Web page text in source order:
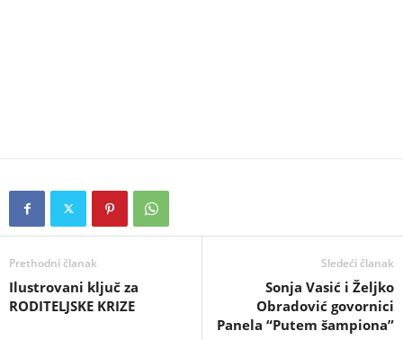
Prethodni članak
Ilustrovani ključ za
RODITELJSKE KRIZE
Sledeći članak
Sonja Vasić i Željko
Obradović govornici
Panela “Putem šampiona”